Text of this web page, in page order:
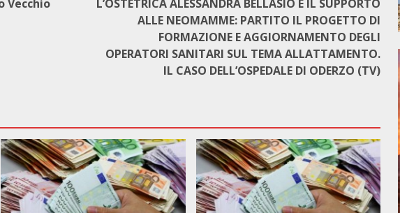
Vecchio
L’OSTETRICA ALESSANDRA BELLASIO E IL SUPPORTO
ALLE NEOMAMME: PARTITO IL PROGETTO DI
FORMAZIONE E AGGIORNAMENTO DEGLI
OPERATORI SANITARI SUL TEMA ALLATTAMENTO.
IL CASO DELL’OSPEDALE DI ODERZO (TV)